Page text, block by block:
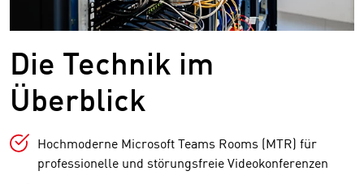
Die Technik im
Überblick
Hochmoderne Microsoft Teams Rooms (MTR) für
professionelle und störungsfreie Videokonferenzen